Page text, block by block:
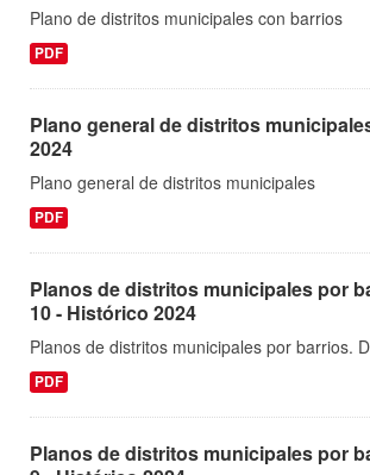
Plano de distritos municipales con barrios
PDF
Plano general de distritos
2024
Plano general de distritos municipales
PDF
Planos de distritos municipales por
10 - Histórico 2024
Planos de distritos municipales por barrios.
PDF
Planos de distritos municipales por